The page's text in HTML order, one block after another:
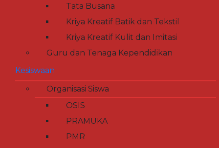
Tata Busana
Kriya Kreatif Batik dan Tekstil
Kriya Kreatif Kulit dan Imitasi
Guru dan Tenaga Kependidikan
Kesiswaan
Organisasi Siswa
OSIS
PRAMUKA
PMR